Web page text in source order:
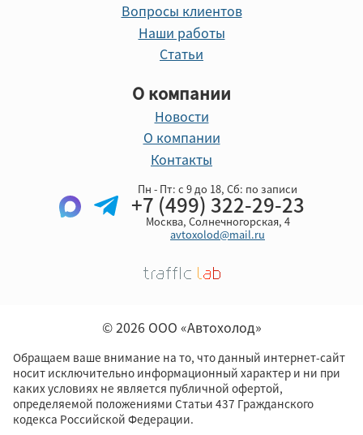
Вопросы клиентов
Наши работы
Статьи
О компании
Новости
О компании
Контакты
Пн - Пт: с 9 до 18, Cб: по записи
+7 (499) 322-29-23
Москва, Солнечногорская, 4
avtoxolod@mail.ru
© 2026 ООО «Автохолод»
Обращаем ваше внимание на то, что данный интернет-сайт
носит исключительно информационный характер и ни при
каких условиях не является публичной офертой,
определяемой положениями Статьи 437 Гражданского
кодекса Российской Федерации.